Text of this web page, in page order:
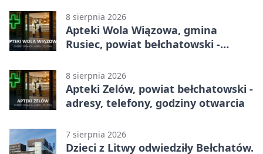
8 sierpnia 2026
Apteki Wola Wiązowa, gmina
Rusiec, powiat bełchatowski -
8 sierpnia 2026
Apteki Zelów, powiat bełchatowski -
adresy, telefony, godziny otwarcia
7 sierpnia 2026
Dzieci z Litwy odwiedziły Bełchatów.